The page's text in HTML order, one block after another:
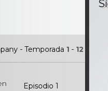
- Temporada 1 - 12
Episodio 1